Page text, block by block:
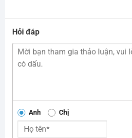
Hỏi đáp
Anh Chị